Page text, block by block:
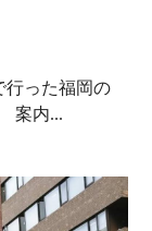
った福岡の
案内...